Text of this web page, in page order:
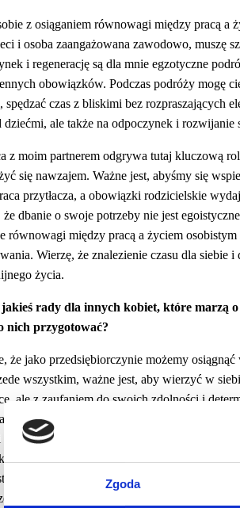
Zgoda
z osiąganiem równowagi między pracą
i osoba zaangażowana zawodowo, muszę
i regenerację są dla mnie egzotyczne
obowiązków. Podczas podróży mogę
spędzać czas z bliskimi bez rozpraszających
dziećmi, ale także na odpoczynek i rozwijanie
z moim partnerem odgrywa tutaj kluczową
się nawzajem. Ważne jest, abyśmy się
przytłacza, a obowiązki rodzicielskie
że dbanie o swoje potrzeby nie jest
równowagi między pracą a życiem
Wierzę, że znalezienie czasu dla
życia.
jakieś rady dla innych kobiet, które marzą
nich przygotować?
że jako przedsiębiorczynie możemy
wszystkim, ważne jest, aby wierzyć w
ale z zaufaniem do swoich zdolności i
zmierzajmy w ich stronę. Wyzwania
drogę do rozwiązań. Szukajmy tam,
Przygotujmy się na
dynamiczny, więc gotowość do adaptacji
biznesu jest ciężka praca i wytrwałość.